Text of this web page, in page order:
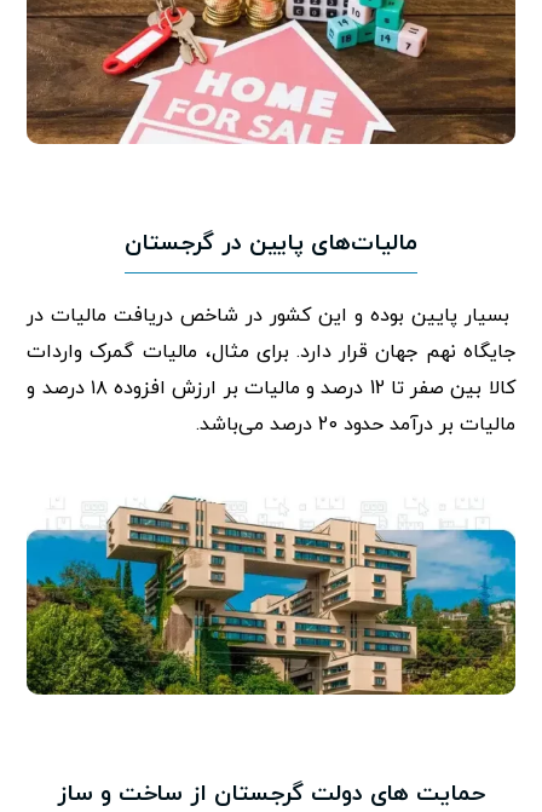
مالیات‌های پایین در گرجستان
بسیار پایین بوده و این کشور در شاخص دریافت مالیات در
جایگاه نهم جهان قرار دارد. برای مثال، مالیات گمرک واردات
کالا بین صفر تا 12 درصد و مالیات بر ارزش افزوده ۱۸ درصد و
مالیات بر درآمد حدود 20 درصد می‌باشد.
حمایت های دولت گرجستان از ساخت و ساز